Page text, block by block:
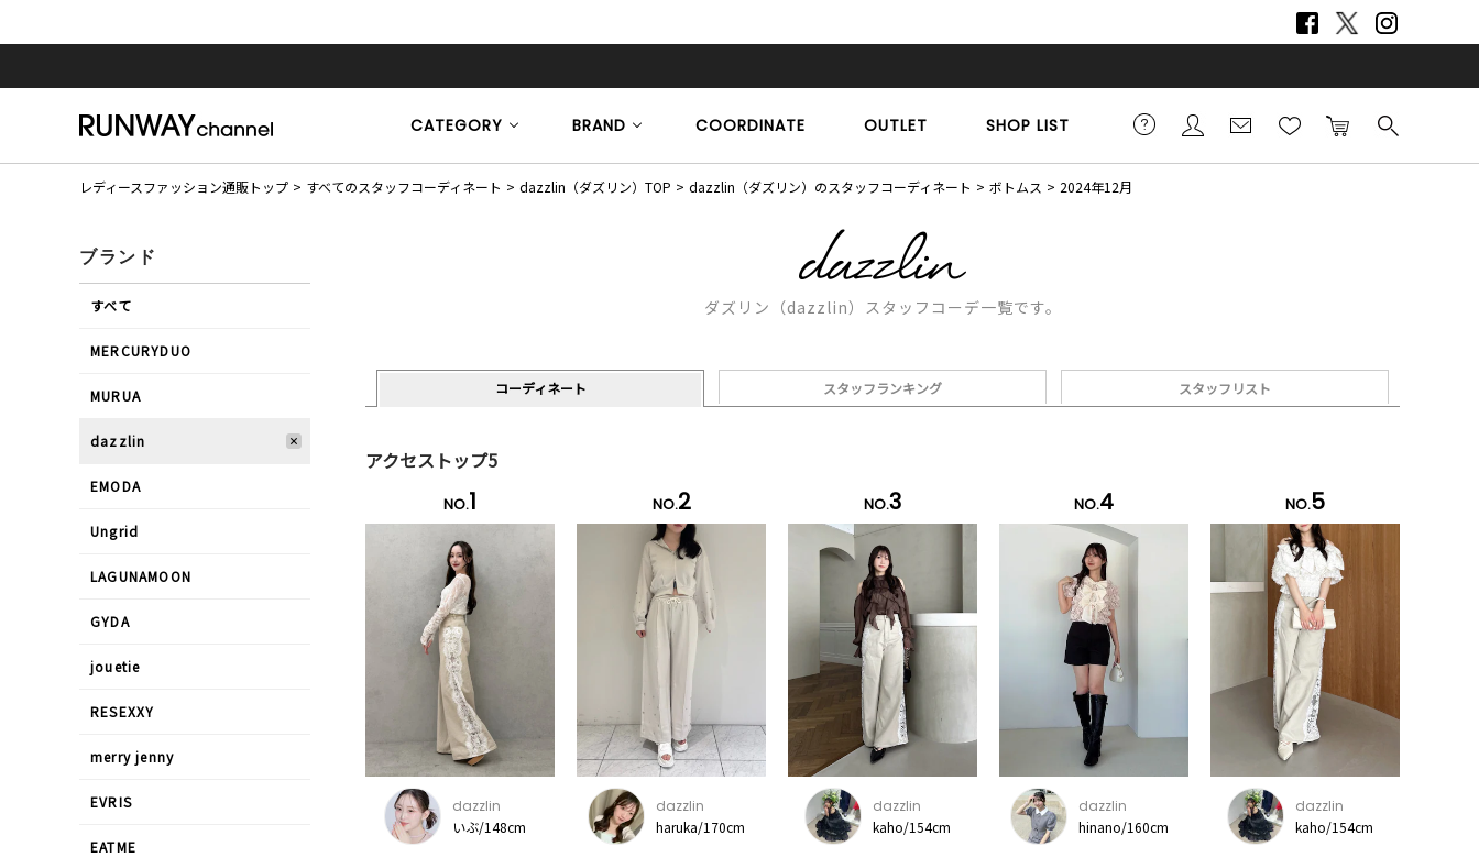
CATEGORY BRAND COORDINATE OUTLET SHOP LIST
レディースファッション通販トップ すべてのスタッフコーディネート dazzlin（ダズリン）TOP dazzlin（ダズリン）のスタッフコーディネート ボトムス 2024年12月
ダズリン（dazzlin）スタッフコーデ一覧です。
コーディネート スタッフランキング スタッフリスト
アクセストップ5
NO.1
dazzlin
いぶ/148cm
NO.2
dazzlin
haruka/170cm
NO.3
dazzlin
kaho/154cm
NO.4
dazzlin
hinano/160cm
NO.5
dazzlin
kaho/154cm
ブランド
すべて
MERCURYDUO
MURUA
dazzlin
EMODA
Ungrid
LAGUNAMOON
GYDA
jouetie
RESEXXY
merry jenny
EVRIS
EATME